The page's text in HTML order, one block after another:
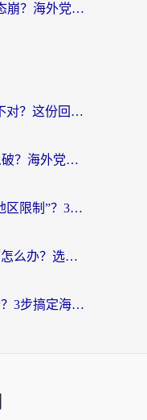
英国崩坏学园2延迟高到心态崩？海外党国服游戏加速终极指南
海外看国内电视剧的app选不对？这份回国加速器避坑指南帮你流畅追剧
喜马拉雅地区限制DNS怎么破？海外党听国内音乐听书的终极解决方案
在海外听喜马拉雅总提示“地区限制”？3步轻松解除+听国内音乐全攻略
在国外登录不了国内小程序怎么办？选对回国加速器，轻松解锁国内资源
在美国怎么用酷我听周杰伦？3步搞定海外听歌难题